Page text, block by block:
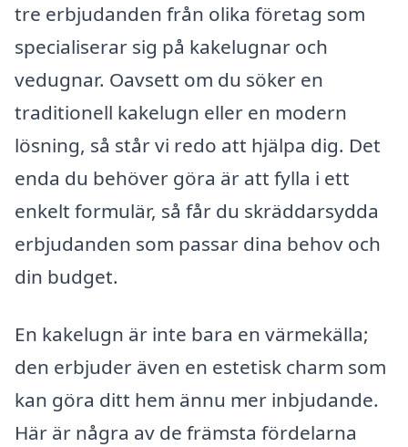
tre erbjudanden från olika företag som
specialiserar sig på kakelugnar och
vedugnar. Oavsett om du söker en
traditionell kakelugn eller en modern
lösning, så står vi redo att hjälpa dig. Det
enda du behöver göra är att fylla i ett
enkelt formulär, så får du skräddarsydda
erbjudanden som passar dina behov och
din budget.
En kakelugn är inte bara en värmekälla;
den erbjuder även en estetisk charm som
kan göra ditt hem ännu mer inbjudande.
Här är några av de främsta fördelarna